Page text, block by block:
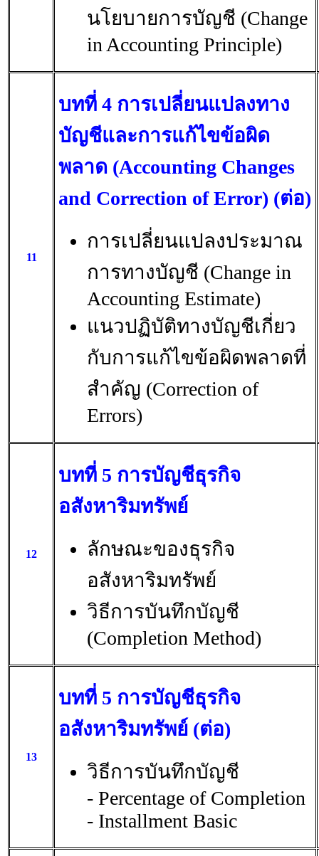
นโยบายการบัญชี (Change
in Accounting Principle)
11
บทที่ 4 การเปลี่ยนแปลงทาง
บัญชีและการแก้ไขข้อผิด
พลาด (Accounting Changes
and Correction of Error) (ต่อ)
การเปลี่ยนแปลงประมาณ
การทางบัญชี (Change in
Accounting Estimate)
แนวปฏิบัติทางบัญชีเกี่ยว
กับการแก้ไขข้อผิดพลาดที่
สำคัญ (Correction of
Errors)
12
บทที่ 5 การบัญชีธุรกิจ
อสังหาริมทรัพย์
ลักษณะของธุรกิจ
อสังหาริมทรัพย์
วิธีการบันทึกบัญชี
(Completion Method)
13
บทที่ 5 การบัญชีธุรกิจ
อสังหาริมทรัพย์ (ต่อ)
วิธีการบันทึกบัญชี
- Percentage of Completion
- Installment Basic